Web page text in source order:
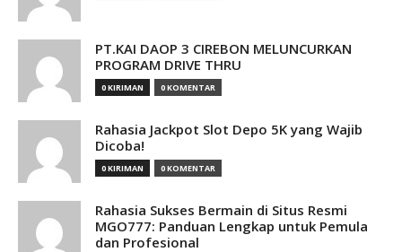
PT.KAI DAOP 3 CIREBON MELUNCURKAN
PROGRAM DRIVE THRU
0 KIRIMAN 0 KOMENTAR
Rahasia Jackpot Slot Depo 5K yang Wajib
Dicoba!
0 KIRIMAN 0 KOMENTAR
Rahasia Sukses Bermain di Situs Resmi
MGO777: Panduan Lengkap untuk Pemula
dan Profesional